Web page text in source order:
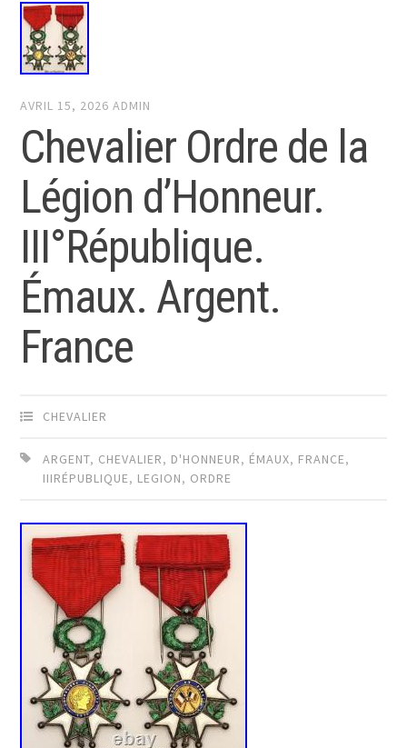
AVRIL 15, 2026 ADMIN
Chevalier Ordre de la
Légion d’Honneur.
III°République.
Émaux. Argent.
France
CHEVALIER
ARGENT, CHEVALIER, D'HONNEUR, ÉMAUX, FRANCE,
IIIRÉPUBLIQUE, LEGION, ORDRE